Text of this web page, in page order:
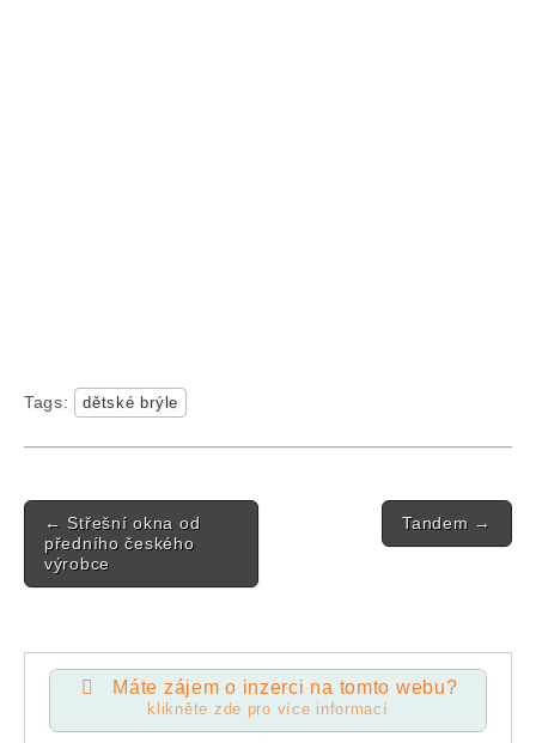
Tags: dětské brýle
Post navigation
← Střešní okna od
předního českého
výrobce
Tandem →
Máte zájem o inzerci na tomto webu?
klikněte zde pro více informací